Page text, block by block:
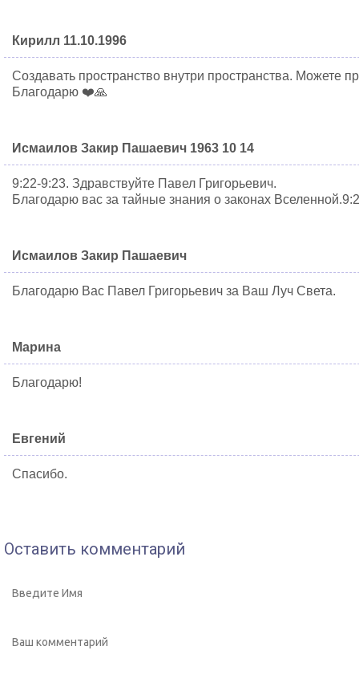
Кирилл 11.10.1996
Создавать пространство внутри пространства. Можете
Благодарю ❤️🙏
Исмаилов Закир Пашаевич 1963 10 14
9:22-9:23. Здравствуйте Павел Григорьевич.
Благодарю вас за тайные знания о законах
Исмаилов Закир Пашаевич
Благодарю Вас Павел Григорьевич за Ваш Луч Света.
Марина
Благодарю!
Евгений
Спасибо.
Оставить комментарий